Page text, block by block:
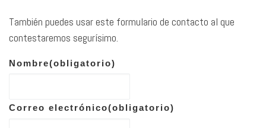
También puedes usar este formulario de contacto al que
contestaremos segurísimo.
Nombre(obligatorio)
Correo electrónico(obligatorio)